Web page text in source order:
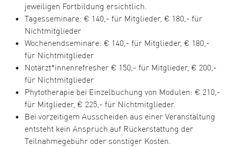
jeweiligen Fortbildung ersichtlich.
Tagesseminare: € 140,- für Mitglieder, € 180,- für
Nichtmitglieder
Wochenendseminare: € 140,- für Mitglieder, € 180,-
für Nichtmitglieder
Notärzt*innenrefresher € 150,- für Mitglieder, € 200,-
für Nichtmitglieder
Phytotherapie bei Einzelbuchung von Modulen: € 210,-
für Mitglieder, € 225,- für Nichtmitglieder.
Bei vorzeitigem Ausscheiden aus einer Veranstaltung
entsteht kein Anspruch auf Rückerstattung der
Teilnahmegebühr oder sonstiger Kosten.